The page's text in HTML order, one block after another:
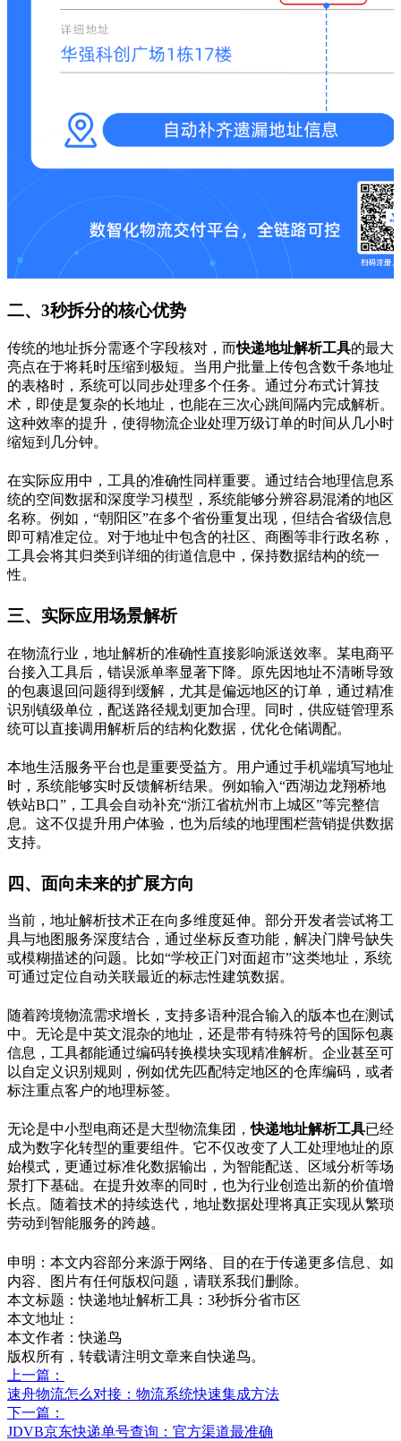
二、3秒拆分的核心优势
传统的地址拆分需逐个字段核对，而快递地址解析工具的最大
亮点在于将耗时压缩到极短。当用户批量上传包含数千条地址
的表格时，系统可以同步处理多个任务。通过分布式计算技
术，即使是复杂的长地址，也能在三次心跳间隔内完成解析。
这种效率的提升，使得物流企业处理万级订单的时间从几小时
缩短到几分钟。
在实际应用中，工具的准确性同样重要。通过结合地理信息系
统的空间数据和深度学习模型，系统能够分辨容易混淆的地区
名称。例如，“朝阳区”在多个省份重复出现，但结合省级信息
即可精准定位。对于地址中包含的社区、商圈等非行政名称，
工具会将其归类到详细的街道信息中，保持数据结构的统一
性。
三、实际应用场景解析
在物流行业，地址解析的准确性直接影响派送效率。某电商平
台接入工具后，错误派单率显著下降。原先因地址不清晰导致
的包裹退回问题得到缓解，尤其是偏远地区的订单，通过精准
识别镇级单位，配送路径规划更加合理。同时，供应链管理系
统可以直接调用解析后的结构化数据，优化仓储调配。
本地生活服务平台也是重要受益方。用户通过手机端填写地址
时，系统能够实时反馈解析结果。例如输入“西湖边龙翔桥地
铁站B口”，工具会自动补充“浙江省杭州市上城区”等完整信
息。这不仅提升用户体验，也为后续的地理围栏营销提供数据
支持。
四、面向未来的扩展方向
当前，地址解析技术正在向多维度延伸。部分开发者尝试将工
具与地图服务深度结合，通过坐标反查功能，解决门牌号缺失
或模糊描述的问题。比如“学校正门对面超市”这类地址，系统
可通过定位自动关联最近的标志性建筑数据。
随着跨境物流需求增长，支持多语种混合输入的版本也在测试
中。无论是中英文混杂的地址，还是带有特殊符号的国际包裹
信息，工具都能通过编码转换模块实现精准解析。企业甚至可
以自定义识别规则，例如优先匹配特定地区的仓库编码，或者
标注重点客户的地理标签。
无论是中小型电商还是大型物流集团，快递地址解析工具已经
成为数字化转型的重要组件。它不仅改变了人工处理地址的原
始模式，更通过标准化数据输出，为智能配送、区域分析等场
景打下基础。在提升效率的同时，也为行业创造出新的价值增
长点。随着技术的持续迭代，地址数据处理将真正实现从繁琐
劳动到智能服务的跨越。
申明：本文内容部分来源于网络、目的在于传递更多信息、如
内容、图片有任何版权问题，请联系我们删除。
本文标题：快递地址解析工具：3秒拆分省市区
本文地址：
本文作者：快递鸟
版权所有，转载请注明文章来自快递鸟。
上一篇：
速舟物流怎么对接：物流系统快速集成方法
下一篇：
JDVB京东快递单号查询：官方渠道最准确